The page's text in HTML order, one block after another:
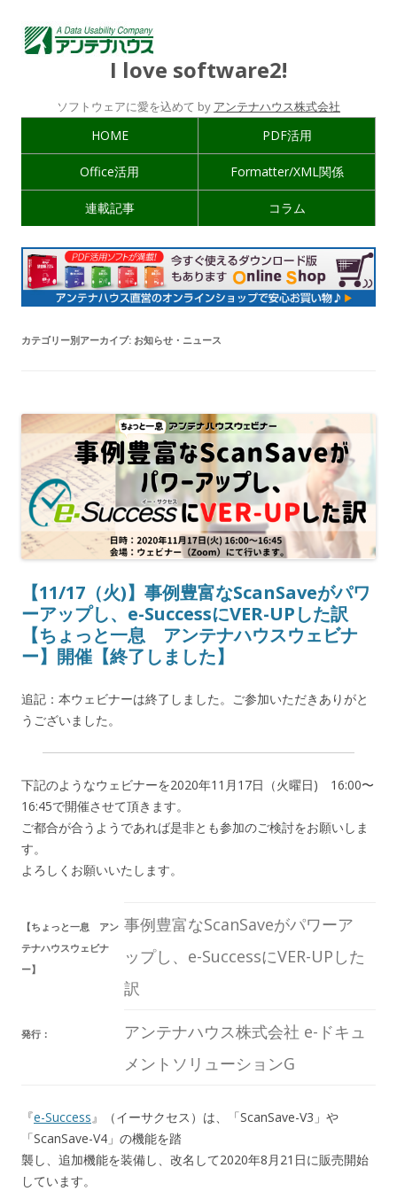
I love software2!
ソフトウェアに愛を込めて by アンテナハウス株式会社
HOME PDF活用
Office活用 Formatter/XML関係
連載記事 コラム
カテゴリー別アーカイブ: お知らせ・ニュース
【11/17（火)】事例豊富なScanSaveがパワ
ーアップし、e-SuccessにVER-UPした訳
【ちょっと一息 アンテナハウスウェビナ
ー】開催【終了しました】
追記：本ウェビナーは終了しました。ご参加いただきありがと
うございました。
下記のようなウェビナーを2020年11月17日（火曜日) 16:00〜
16:45で開催させて頂きます。
ご都合が合うようであれば是非とも参加のご検討をお願いしま
す。
よろしくお願いいたします。
【ちょっと一息 アン
テナハウスウェビナ
ー】
事例豊富なScanSaveがパワーア
ップし、e-SuccessにVER-UPした
訳
発行：
アンテナハウス株式会社 e-ドキュ
メントソリューションG
『e-Success』（イーサクセス）は、「ScanSave-V3」や
「ScanSave-V4」の機能を踏
襲し、追加機能を装備し、改名して2020年8月21日に販売開始
しています。